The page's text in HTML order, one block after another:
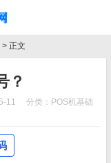
> 正文
？
11 分类： POS机基础